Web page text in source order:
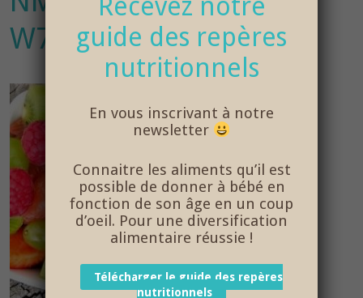
W7RQS97BSJF7I5B963
guide des repères
nutritionnels
En vous inscrivant à notre
newsletter
Connaitre les aliments qu’il est
possible de donner à bébé en
fonction de son âge en un coup
d’oeil. Pour une diversification
alimentaire réussie !
Télécharger le guide des repères
nutritionnels